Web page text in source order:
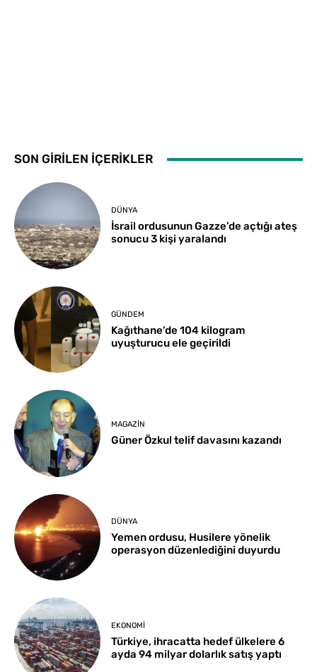
SON GİRİLEN İÇERİKLER
DÜNYA
İsrail ordusunun Gazze’de açtığı ateş
sonucu 3 kişi yaralandı
GÜNDEM
Kağıthane’de 104 kilogram
uyuşturucu ele geçirildi
MAGAZIN
Güner Özkul telif davasını kazandı
DÜNYA
Yemen ordusu, Husilere yönelik
operasyon düzenlediğini duyurdu
EKONOMI
Türkiye, ihracatta hedef ülkelere 6
ayda 94 milyar dolarlık satış yaptı